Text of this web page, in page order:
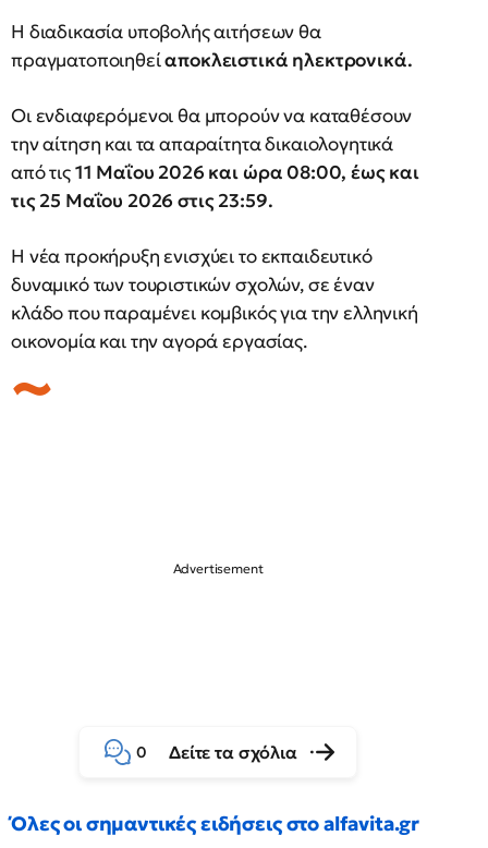
Η διαδικασία υποβολής αιτήσεων θα
πραγματοποιηθείαποκλειστικά ηλεκτρονικά.
Οι ενδιαφερόμενοι θα μπορούν να καταθέσουν
την αίτηση και τα απαραίτητα δικαιολογητικά
από τις11 Μαΐου 2026 και ώρα 08:00, έως και
τις 25 Μαΐου 2026 στις 23:59.
Η νέα προκήρυξη ενισχύει το εκπαιδευτικό
δυναμικό των τουριστικών σχολών, σε έναν
κλάδο που παραμένει κομβικός για την ελληνική
οικονομία και την αγορά εργασίας.
0 Δείτε τα σχόλια
Όλες οι σημαντικές ειδήσεις στο alfavita.gr